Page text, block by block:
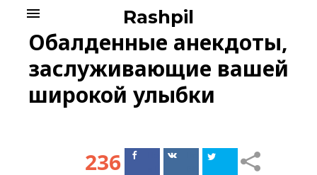
content
Rashpil
menu
Обалденные анекдоты,
заслуживающие вашей
широкой улыбки
236
ПоделитьсяПоделиться